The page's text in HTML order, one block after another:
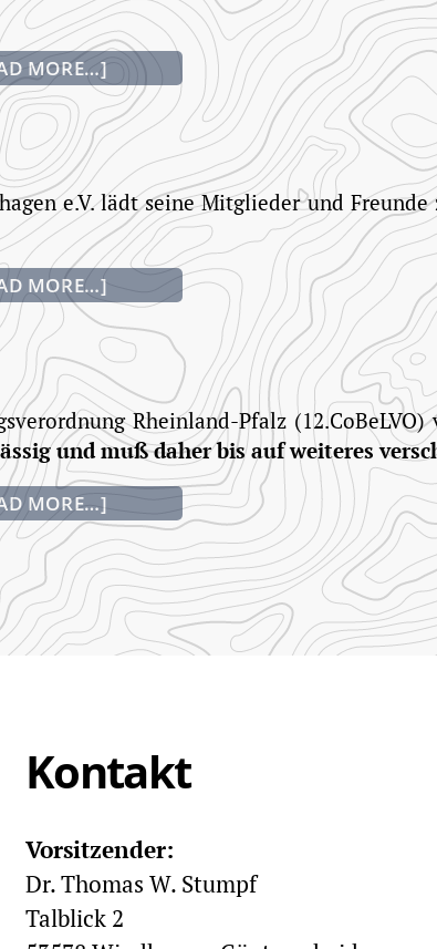
MORE…]
"Termine
Veranstaltungen"
e.V. lädt seine Mitglieder und Freunde
MORE…]
"Termine
Veranstaltungen"
Rheinland-Pfalz (12.CoBeLVO)
und muß daher bis auf weiteres
MORE…]
"Termine
&
Veranstaltungen"
Kontakt
Vorsitzender:
Dr. Thomas W. Stumpf
Talblick 2